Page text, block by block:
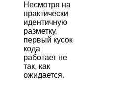
Несмотря на
практически
идентичную
разметку,
первый кусок
кода
работает не
так, как
ожидается.